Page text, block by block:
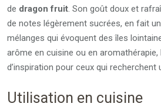
de dragon fruit. Son goût doux et
de notes légèrement sucrées, en fait
mélanges qui évoquent des îles
arôme en cuisine ou en
d’inspiration pour ceux qui recherchent
Utilisation en cuisine